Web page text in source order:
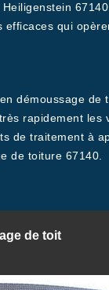
qui
démoussage
rapidement
de traitement à
de toiture 67140.
de toit